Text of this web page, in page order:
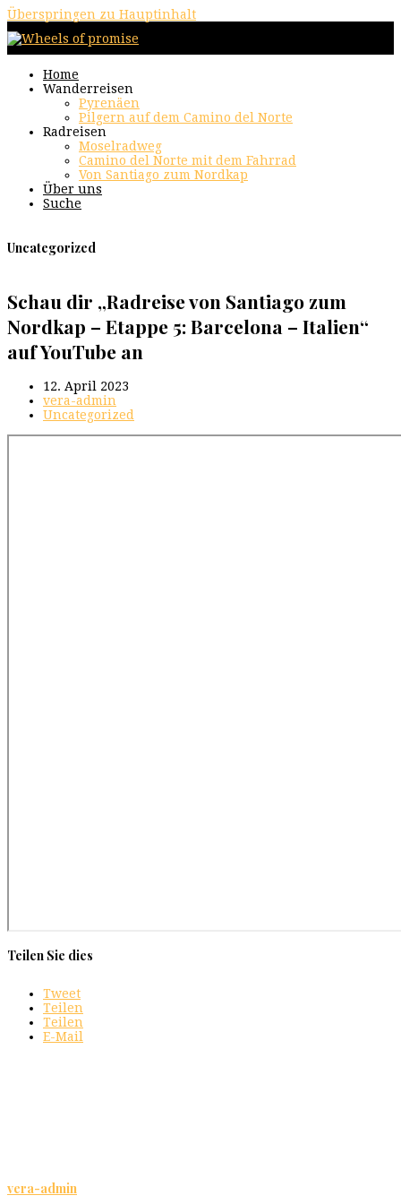
Überspringen zu Hauptinhalt
Home
Wanderreisen
Pyrenäen
Pilgern auf dem Camino del Norte
Radreisen
Moselradweg
Camino del Norte mit dem Fahrrad
Von Santiago zum Nordkap
Über uns
Suche
Uncategorized
Schau dir „Radreise von Santiago zum
Nordkap – Etappe 5: Barcelona – Italien“
auf YouTube an
12. April 2023
vera-admin
Uncategorized
Teilen Sie dies
Tweet
Teilen
Teilen
E-Mail
vera-admin